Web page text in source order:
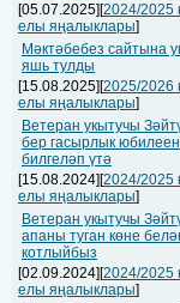
[05.07.2025][2024/2025
елы яңалыклары]
Мәктәбебез сайтына
яшь тулды
[15.08.2025][2025/2026
елы яңалыклары]
Ветеран укытучы
бер гасырлык юбилеен
билгеләп үтә
[15.08.2024][2024/2025
елы яңалыклары]
Ветеран укытучы
апаны туган көне
котлыйбыз
[02.09.2024][2024/2025
елы яңалыклары]